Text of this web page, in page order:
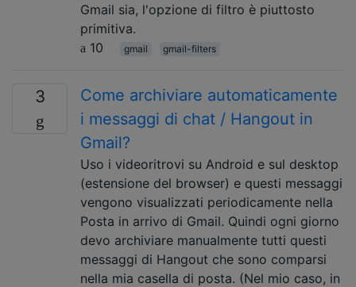
Gmail sia, l'opzione di filtro è piuttosto
primitiva.
10
gmail gmail-filters
3
Come archiviare automaticamente
i messaggi di chat / Hangout in
Gmail?
Uso i videoritrovi su Android e sul desktop
(estensione del browser) e questi messaggi
vengono visualizzati periodicamente nella
Posta in arrivo di Gmail. Quindi ogni giorno
devo archiviare manualmente tutti questi
messaggi di Hangout che sono comparsi
nella mia casella di posta. (Nel mio caso, in